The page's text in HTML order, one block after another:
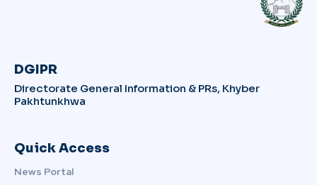
DGIPR
Directorate General Information & PRs, Khyber
Pakhtunkhwa
Quick Access
News Portal